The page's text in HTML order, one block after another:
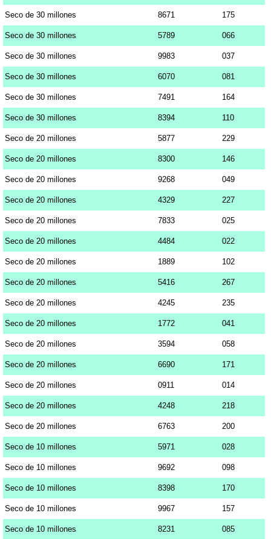
Seco de 30 millones 8671 175
Seco de 30 millones 5789 066
Seco de 30 millones 9983 037
Seco de 30 millones 6070 081
Seco de 30 millones 7491 164
Seco de 30 millones 8394 110
Seco de 20 millones 5877 229
Seco de 20 millones 8300 146
Seco de 20 millones 9268 049
Seco de 20 millones 4329 227
Seco de 20 millones 7833 025
Seco de 20 millones 4484 022
Seco de 20 millones 1889 102
Seco de 20 millones 5416 267
Seco de 20 millones 4245 235
Seco de 20 millones 1772 041
Seco de 20 millones 3594 058
Seco de 20 millones 6690 171
Seco de 20 millones 0911 014
Seco de 20 millones 4248 218
Seco de 20 millones 6763 200
Seco de 10 millones 5971 028
Seco de 10 millones 9692 098
Seco de 10 millones 8398 170
Seco de 10 millones 9967 157
Seco de 10 millones 8231 085